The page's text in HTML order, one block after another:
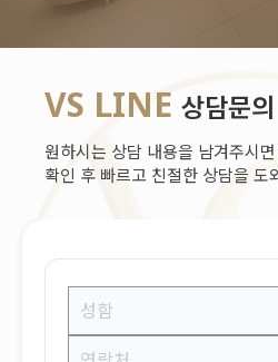
VS LINE 상담문의
원하시는 상담 내용을 남겨주시
확인 후 빠르고 친절한 상담을 도